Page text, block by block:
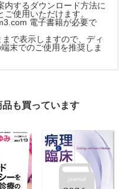
するダウンロード方法に
使用いただけます。
電子書籍が必要で
で表示しますので、ディ
末でのご使用を推奨しま
も買っています